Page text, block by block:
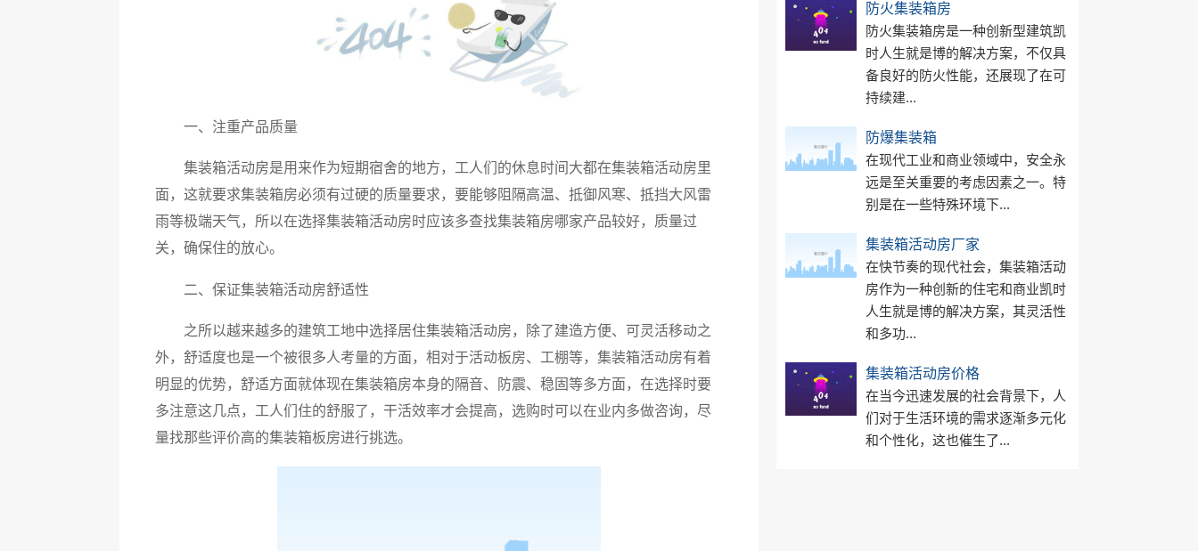
一、注重产品质量
集装箱活动房是用来作为短期宿舍的地方，工人们的休息时间大都在集装箱活动房里
面，这就要求集装箱房必须有过硬的质量要求，要能够阻隔高温、抵御风寒、抵挡大风雷
雨等极端天气，所以在选择集装箱活动房时应该多查找集装箱房哪家产品较好，质量过
关，确保住的放心。
二、保证集装箱活动房舒适性
之所以越来越多的建筑工地中选择居住集装箱活动房，除了建造方便、可灵活移动之
外，舒适度也是一个被很多人考量的方面，相对于活动板房、工棚等，集装箱活动房有着
明显的优势，舒适方面就体现在集装箱房本身的隔音、防震、稳固等多方面，在选择时要
多注意这几点，工人们住的舒服了，干活效率才会提高，选购时可以在业内多做咨询，尽
量找那些评价高的集装箱板房进行挑选。
防火集装箱房
防火集装箱房是一种创新型建筑凯
时人生就是博的解决方案，不仅具
备良好的防火性能，还展现了在可
持续建...
防爆集装箱
在现代工业和商业领域中，安全永
远是至关重要的考虑因素之一。特
别是在一些特殊环境下...
集装箱活动房厂家
在快节奏的现代社会，集装箱活动
房作为一种创新的住宅和商业凯时
人生就是博的解决方案，其灵活性
和多功...
集装箱活动房价格
在当今迅速发展的社会背景下，人
们对于生活环境的需求逐渐多元化
和个性化，这也催生了...